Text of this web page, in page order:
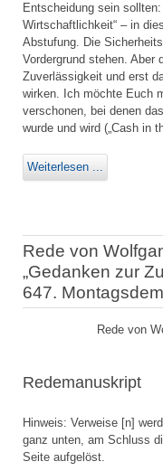
Entscheidung sein
Wirtschaftlichkeit“ – in
Abstufung. Die
Vordergrund stehen. Aber
Zuverlässigkeit und erst
wirken. Ich möchte Euch
verschonen, bei denen
wurde und wird („Cash in
Weiterlesen ...
Rede von
„Gedanken zur
647.
Rede von
Redemanuskript
Hinweis: Verweise [n]
ganz unten, am Schluss
Seite aufgelöst.